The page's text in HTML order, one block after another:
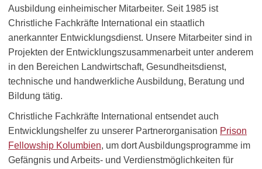
Ausbildung einheimischer Mitarbeiter. Seit 1985 ist
Christliche Fachkräfte International ein staatlich
anerkannter Entwicklungsdienst. Unsere Mitarbeiter sind in
Projekten der Entwicklungszusammenarbeit unter anderem
in den Bereichen Landwirtschaft, Gesundheitsdienst,
technische und handwerkliche Ausbildung, Beratung und
Bildung tätig.
Christliche Fachkräfte International entsendet auch
Entwicklungshelfer zu unserer Partnerorganisation Prison
Fellowship Kolumbien, um dort Ausbildungsprogramme im
Gefängnis und Arbeits- und Verdienstmöglichkeiten für